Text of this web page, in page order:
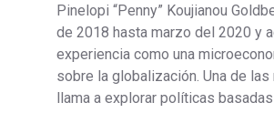
Pinelopi “Penny” Koujianou
de 2018 hasta marzo del 2020 y
experiencia como una
sobre la globalización. Una de
llama a explorar políticas